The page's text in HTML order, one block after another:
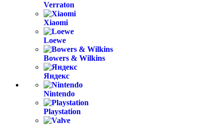
Verraton
Xiaomi
Loewe
Bowers & Wilkins
Яндекс
Nintendo
Playstation